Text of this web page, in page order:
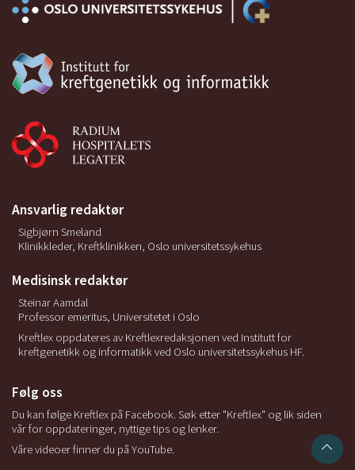
Ansvarlig redaktør
Sigbjørn Smeland
Klinikkleder, Kreftklinikken, Oslo universitetssykehus
Medisinsk redaktør
Steinar Aamdal
Professor emeritus, Universitetet i Oslo
Kreftlex oppdateres av Kreftlexredaksjonen ved Institutt for
kreftgenetikk og informatikk ved Oslo universitetssykehus HF.
Følg oss
Du kan følge Kreftlex på Facebook. Søk etter "Kreftlex" og lik siden
vår for oppdateringer, nyttige tips og lenker.
Våre videoer finner du på YouTube.